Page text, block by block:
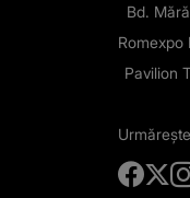
Bd.
Romexpo
Pavilion